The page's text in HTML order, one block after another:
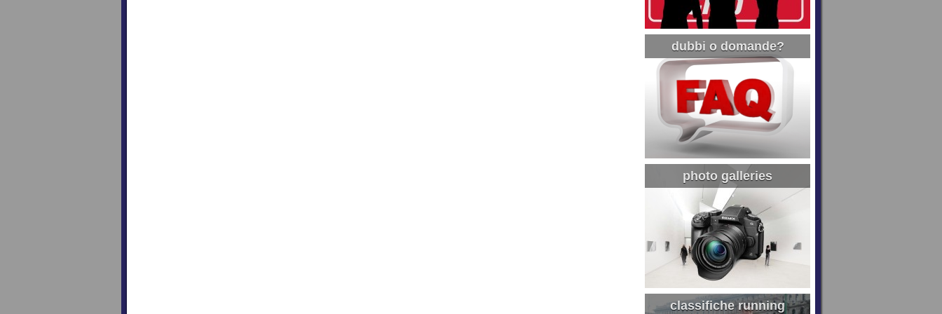
dubbi o domande?
photo galleries
classifiche running